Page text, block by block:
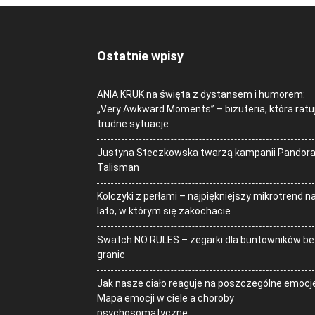
Ostatnie wpisy
ANIA KRUK na święta z dystansem i humorem:
„Very Awkward Moments” – biżuteria, która
trudne sytuacje
Justyna Steczkowska twarzą kampanii Pandora
Talisman
Kolczyki z perłami – najpiękniejszy mikrotrend
lato, w którym się zakochacie
Swatch NO RULES – zegarki dla buntowników
granic
Jak nasze ciało reaguje na poszczególne
Mapa emocji w ciele a choroby